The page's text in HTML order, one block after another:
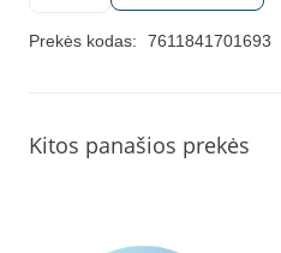
Dantų
ir
Prekės kodas: 7611841701693
Kitos panašios prekės